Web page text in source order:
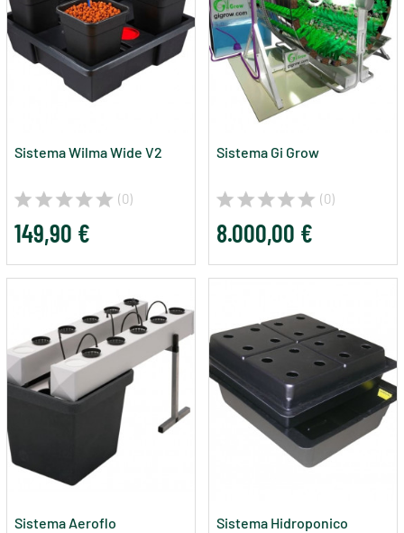
Sistema Wilma Wide V2
(0)
149,90 €
Sistema Gi Grow
(0)
8.000,00 €
Sistema Aeroflo
Sistema Hidroponico